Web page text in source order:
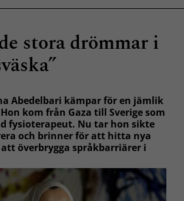
stora drömmar i
Abedelbari kämpar för en jämlik
kom från Gaza till Sverige som
fysioterapeut. Nu tar hon sikte
och brinner för att hitta nya
överbrygga språkbarriärer i